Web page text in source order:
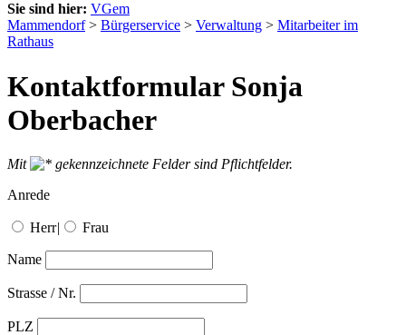
Sie sind hier: VGem
Mammendorf> Bürgerservice > Verwaltung > Mitarbeiter im
Rathaus
Kontaktformular Sonja
Oberbacher
Mit
gekennzeichnete Felder sind Pflichtfelder.
Anrede
Herr| Frau
Name
Strasse / Nr.
PLZ